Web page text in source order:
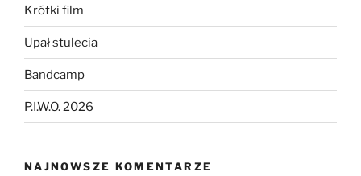
Krótki film
Upał stulecia
Bandcamp
P.I.W.O. 2026
NAJNOWSZE KOMENTARZE